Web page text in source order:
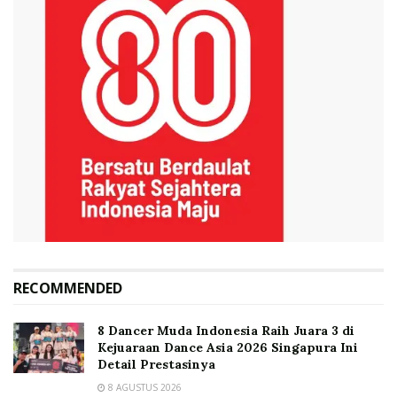
RECOMMENDED
8 Dancer Muda Indonesia Raih Juara 3 di
Kejuaraan Dance Asia 2026 Singapura Ini
Detail Prestasinya
8 AGUSTUS 2026